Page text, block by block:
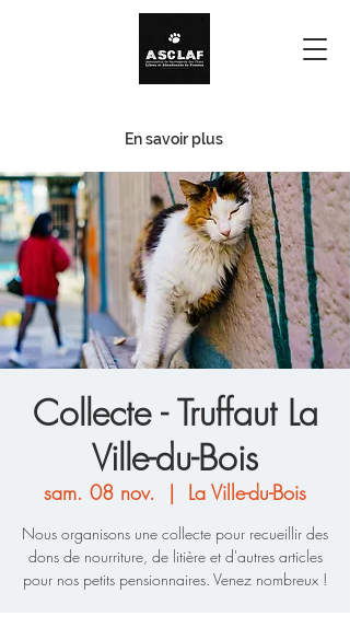
En savoir plus
Collecte - Truffaut La
Ville-du-Bois
sam. 08 nov.
  |
La Ville-du-Bois
Nous organisons une collecte pour recueillir des
dons de nourriture, de litière et d'autres articles
pour nos petits pensionnaires. Venez nombreux !